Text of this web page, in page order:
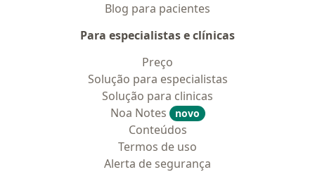
Blog para pacientes
Para especialistas e clínicas
Preço
Solução para especialistas
Solução para clinicas
Noa Notes
novo
Conteúdos
Termos de uso
Alerta de segurança